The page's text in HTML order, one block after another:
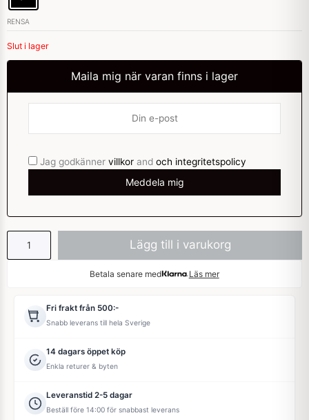
RENSA
Slut i lager
Maila mig när varan finns i lager
Jag godkänner villkor and och integritetspolicy
Lägg till i varukorg
Betala senare med Läs mer
Fri frakt från 500:-
Snabb leverans till hela Sverige
14 dagars öppet köp
Enkla returer & byten
Leveranstid 2-5 dagar
Beställ före 14:00 för snabbast leverans